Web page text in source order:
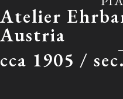
Atelier
Austria
cca 1905 /